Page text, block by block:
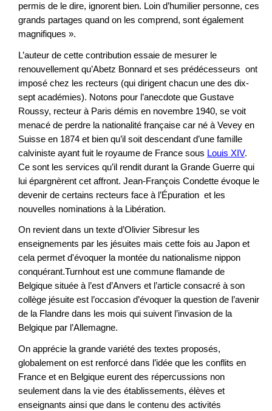
permis de le dire, ignorent bien. Loin d’humilier personne, ces
grands partages quand on les comprend, sont également
magnifiques ».
L’auteur de cette contribution essaie de mesurer le
renouvellement qu’Abetz Bonnard et ses prédécesseurs ont
imposé chez les recteurs (qui dirigent chacun une des dix-
sept académies). Notons pour l’anecdote que Gustave
Roussy, recteur à Paris démis en novembre 1940, se voit
menacé de perdre la nationalité française car né à Vevey en
Suisse en 1874 et bien qu’il soit descendant d’une famille
calviniste ayant fuit le royaume de France sous Louis XIV.
Ce sont les services qu’il rendit durant la Grande Guerre qui
lui épargnèrent cet affront. Jean-François Condette évoque le
devenir de certains recteurs face à l’Épuration et les
nouvelles nominations à la Libération.
On revient dans un texte d’Olivier Sibresur les
enseignements par les jésuites mais cette fois au Japon et
cela permet d'évoquer la montée du nationalisme nippon
conquérant.Turnhout est une commune flamande de
Belgique située à l’est d’Anvers et l’article consacré à son
collège jésuite est l’occasion d’évoquer la question de l’avenir
de la Flandre dans les mois qui suivent l’invasion de la
Belgique par l’Allemagne.
On apprécie la grande variété des textes proposés,
globalement on est renforcé dans l’idée que les conflits en
France et en Belgique eurent des répercussions non
seulement dans la vie des établissements, élèves et
enseignants ainsi que dans le contenu des activités